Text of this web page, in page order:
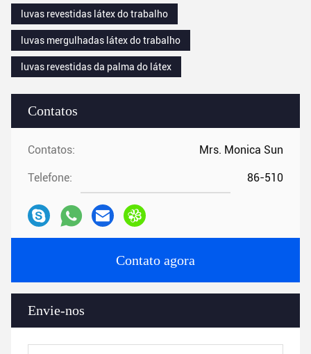
Contatos
Contatos: Mrs. Monica Sun
Telefone: 86-510
Contato agora
Envie-nos
luvas revestidas látex do trabalho
luvas mergulhadas látex do trabalho
luvas revestidas da palma do látex